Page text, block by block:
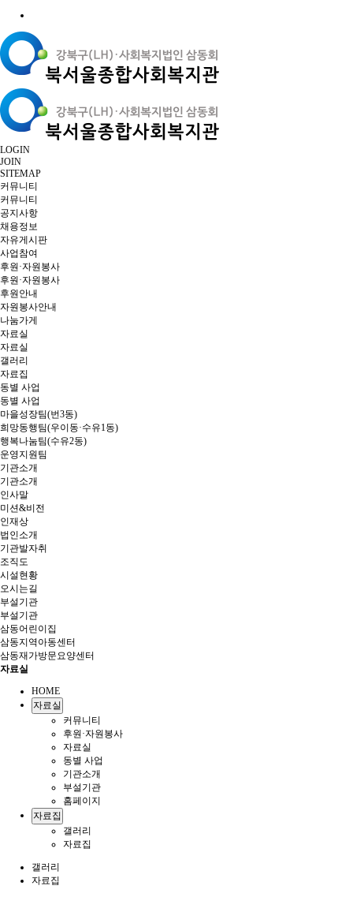
LOGIN
JOIN
SITEMAP
커뮤니티
커뮤니티
공지사항
채용정보
자유게시판
사업참여
후원·자원봉사
후원·자원봉사
후원안내
자원봉사안내
나눔가게
자료실
자료실
갤러리
자료집
동별 사업
동별 사업
마을성장팀(번3동)
희망동행팀(우이동·수유1동)
행복나눔팀(수유2동)
운영지원팀
기관소개
기관소개
인사말
미션&비전
인재상
법인소개
기관발자취
조직도
시설현황
오시는길
부설기관
부설기관
삼동어린이집
삼동지역아동센터
삼동재가방문요양센터
자료실
HOME
자료실
커뮤니티
후원·자원봉사
자료실
동별 사업
기관소개
부설기관
홈페이지
자료집
갤러리
자료집
갤러리
자료집